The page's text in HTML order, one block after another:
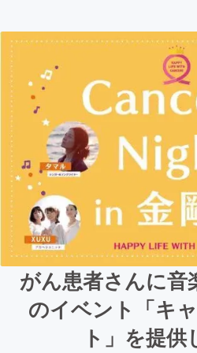
がん患者さんに音
のイベント「キ
ト」を提供